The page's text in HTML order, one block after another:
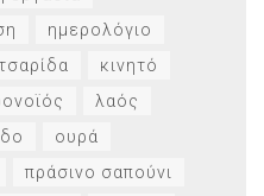
ημερολόγιο
κινητό
λαός
ουρά
πράσινο σαπούνι